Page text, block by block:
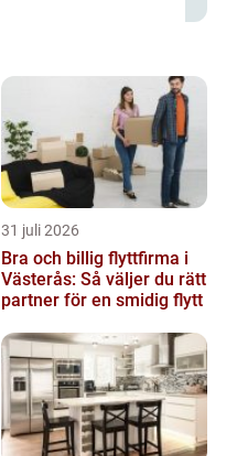
31 juli 2026
Bra och billig flyttfirma i
Västerås: Så väljer du rätt
partner för en smidig flytt